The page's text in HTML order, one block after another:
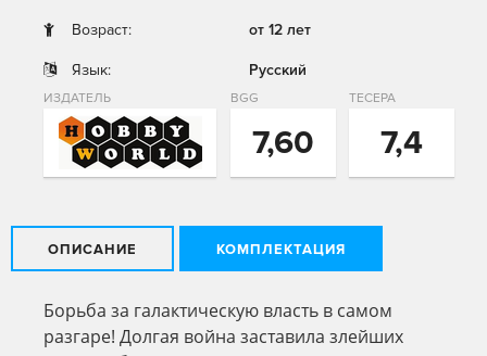
Возраст: от 12 лет
Язык: Русский
ИЗДАТЕЛЬ BGG
7,60
ТЕСЕРА
7,4
ОПИСАНИЕ КОМПЛЕКТАЦИЯ
Борьба за галактическую власть в самом
разгаре! Долгая война заставила злейших